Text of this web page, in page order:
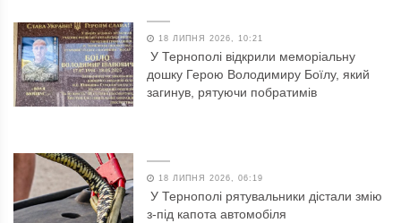
18 ЛИПНЯ 2026, 10:21
У Тернополі відкрили меморіальну
дошку Герою Володимиру Боїлу, який
загинув, рятуючи побратимів
18 ЛИПНЯ 2026, 06:19
У Тернополі рятувальники дістали змію
з-під капота автомобіля